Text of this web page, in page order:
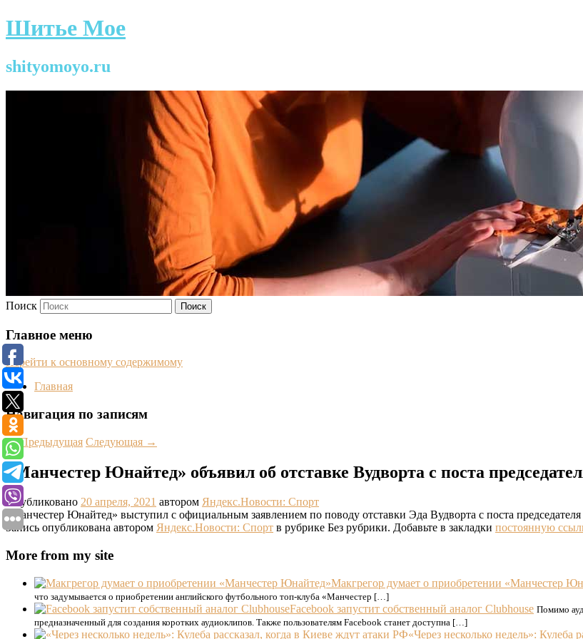
Шитье Мое
shityomoyo.ru
Поиск
Главное меню
Перейти к основному содержимому
Главная
Навигация по записям
←Предыдущая Следующая →
«Манчестер Юнайтед» объявил об отставке Вудворта с поста
Опубликовано 20 апреля, 2021 автором Яндекс.Новости: Спорт
«Манчестер Юнайтед» выступил с официальным заявлением по поводу отставки Эда Вудворта с поста
Запись опубликована автором Яндекс.Новости: Спорт в рубрике Без рубрики. Добавьте в закладки постоянную
More from my site
Макгрегор думает о приобретении «Манчестер
что задумывается о приобретении английского футбольного топ-клуба «Манчестер […]
Facebook запустит собственный аналог Clubhouse Помимо
предназначенный для создания коротких аудиоклипов. Также пользователям Facebook станет доступна […]
«Через несколько недель»: Кулеба